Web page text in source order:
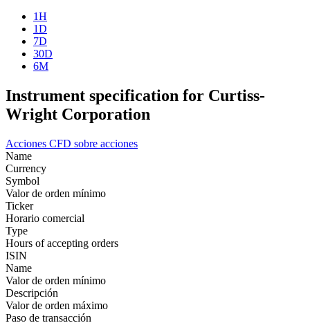
1H
1D
7D
30D
6M
Instrument specification for Curtiss-
Wright Corporation
Acciones CFD sobre acciones
Name
Currency
Symbol
Valor de orden mínimo
Ticker
Horario comercial
Type
Hours of accepting orders
ISIN
Name
Valor de orden mínimo
Descripción
Valor de orden máximo
Paso de transacción